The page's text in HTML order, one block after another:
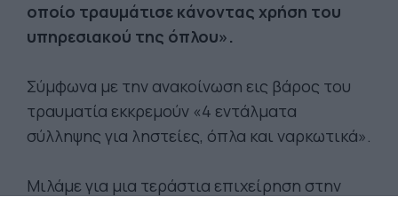
οποίο τραυμάτισε κάνοντας χρήση του
υπηρεσιακού της όπλου».
Σύμφωνα με την ανακοίνωση εις βάρος του
τραυματία εκκρεμούν «4 εντάλματα
σύλληψης για ληστείες, όπλα και ναρκωτικά».
Μιλάμε για μια τεράστια επιχείρηση στην